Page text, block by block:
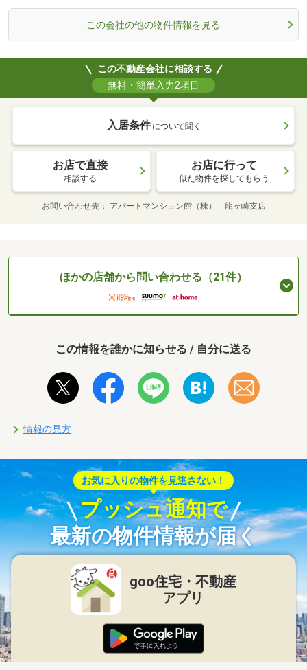
この会社の他の物件情報を見る
この不動産会社に相談する
無料・簡単入力2項目
入居条件 について聞く
お店で直接
相談する
お店に行って
似た物件を探してもらう
お問い合わせ先 アパートマンション館（株） 龍ヶ崎支店
ほかの店舗から問い合わせる（21件）
この情報を誰かに知らせる / 自分に送る
情報の見方
お気に入りの物件を見逃さない！
プッシュ通知で
最新の物件情報が届く
goo住宅・不動産
アプリ